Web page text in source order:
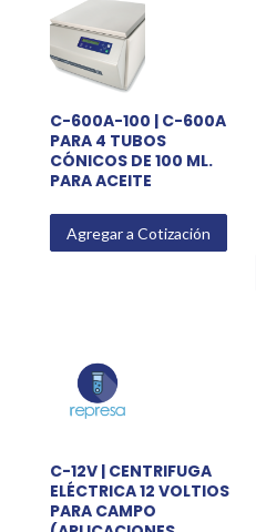
C-600A-100 | C-600A
PARA 4 TUBOS
CÓNICOS DE 100 ML.
PARA ACEITE
Agregar a Cotización
C-12V | CENTRIFUGA
ELÉCTRICA 12 VOLTIOS
PARA CAMPO